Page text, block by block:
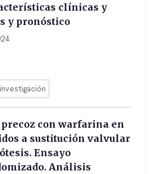
clínicas y
y pronóstico
con warfarina en
a sustitución valvular
Ensayo
Análisis